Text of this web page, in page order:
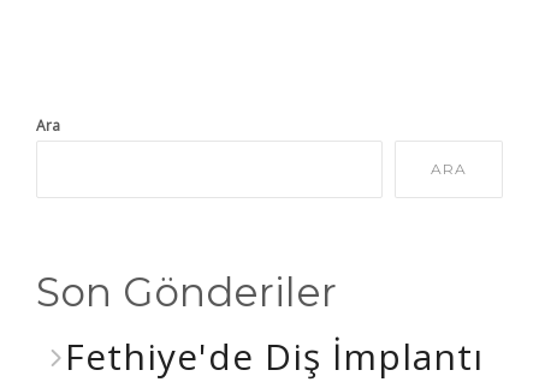
Ara
ARA
Son Gönderiler
Fethiye'de Diş İmplantı